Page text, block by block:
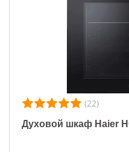
(22)
Духовой шкаф Haier